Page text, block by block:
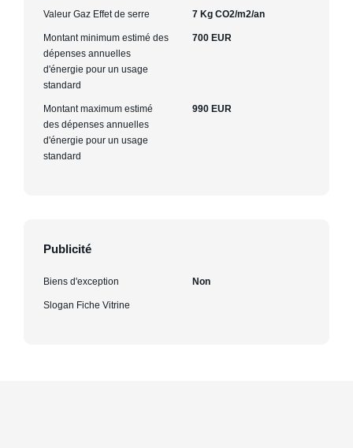
Valeur Gaz Effet de serre 7 Kg CO2/m2/an
Montant minimum estimé des
dépenses annuelles
d'énergie pour un usage
standard
700 EUR
Montant maximum estimé
des dépenses annuelles
d'énergie pour un usage
standard
990 EUR
Publicité
Biens d'exception Non
Slogan Fiche Vitrine